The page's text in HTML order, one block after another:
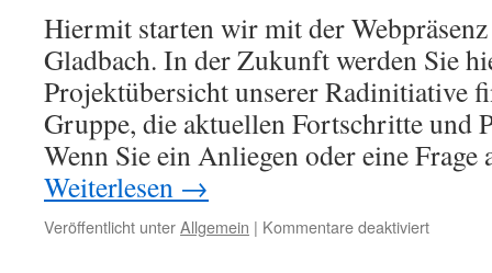
Hiermit starten wir mit der
Gladbach. In der Zukunft werden Sie
Projektübersicht unserer Radinitiative
Gruppe, die aktuellen Fortschritte und
Wenn Sie ein Anliegen oder eine
Weiterlesen →
Veröffentlicht unterAllgemein | Kommentare deaktiviertfür